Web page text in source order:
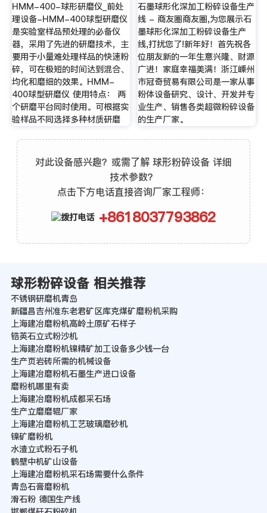
HMM-400-球形研磨仪_前处
理设备-HMM-400球型研磨仪
是实验室样品预处理的必备仪
器，采用了先进的研磨技术，主
要用于小量难处理样品的快速粉
碎，可在极短的时间达到混合、
均化和磨细的效果。HMM-
400球型研磨仪 使用特点： 两
个研磨平台同时使用。可根据实
验样品不同选择多种材质研磨
石墨球形化深加工粉碎设备生产
线 - 商友圈商友圈,为您展示石
墨球形化深加工粉碎设备生产
线,打扰您了!新年好！首先祝各
位朋友新的一年生意兴隆、财源
广进！家庭幸福美满！浙江嵊州
市冠奇贸易有限公司是一家从事
粉体设备研究、设计、开发并专
业生产、销售各类超微粉碎设备
的生产厂家。
对此设备感兴趣？或需了解 球形粉碎设备 详细
技术参数？
点击下方电话直接咨询厂家工程师：
+8618037793862
球形粉碎设备 相关推荐
不锈钢研磨机青岛
新疆昌吉州准东老君矿区库克煤矿磨粉机采购
上海建冶磨粉机高岭土原矿石样子
锆英石立式粉沙机
上海建冶磨粉机镍精矿加工设备多少钱一台
生产页岩砖所需的机械设备
上海建冶磨粉机石墨生产进口设备
磨粉机哪里有卖
上海建冶磨粉机成都采石场
生产立磨磨辊厂家
上海建冶磨粉机工艺玻璃磨砂机
镍矿磨粉机
水渣立式粉石子机
鹤壁中机矿山设备
上海建冶磨粉机采石场需要什么条件
青岛石膏磨粉机
滑石粉 德国生产线